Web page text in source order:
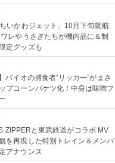
いかわジェット」10月下旬就航
レやうさぎたちが機内品に＆制
定グッズも
バイオの捕食者“リッカー”がまさ
プコーンバケツ化！中身は味噌フ
ZIPPERと東武鉄道がコラボ MV
を再現した特別トレイン＆メンバ
アナウンス